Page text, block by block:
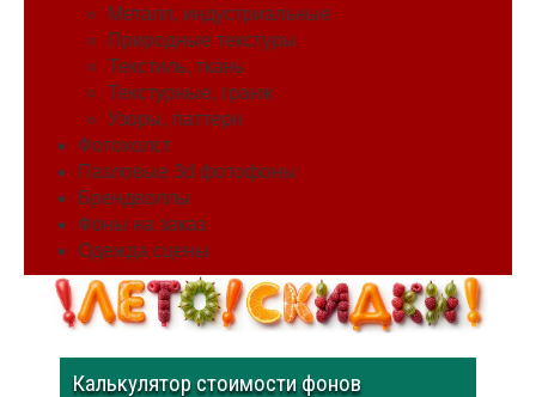
Металл, индустриальные
Природные текстуры
Текстиль, ткань
Текстурные, гранж
Узоры, паттерн
Фотохолст
Пазловые 3d фотофоны
Брендволлы
Фоны на заказ
Одежда сцены
Калькулятор стоимости фонов